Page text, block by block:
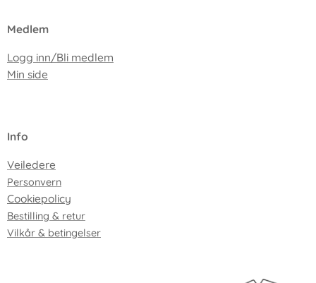
Medlem
Logg inn/Bli medlem
Min side
Info
Veiledere
Personvern
Cookiepolicy
Bestilling & retur
Vilkår & betingelser